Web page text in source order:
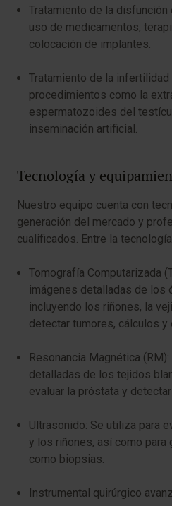
Tratamiento de la
uso de medicamentos,
colocación de implantes.
Tratamiento de la
procedimientos como la
espermatozoides del
inseminación artificial.
Tecnología y
Nuestro equipo cuenta con
generación del mercado y
cualificados. Entre la
Tomografía Computarizada
imágenes detalladas de los
incluyendo los riñones, la
detectar tumores, cálculos y
Resonancia Magnética
detalladas de los tejidos
evaluar la próstata y
Ultrasonido: Se utiliza para
y los riñones, así como para
como biopsias.
Instrumental quirúrgico